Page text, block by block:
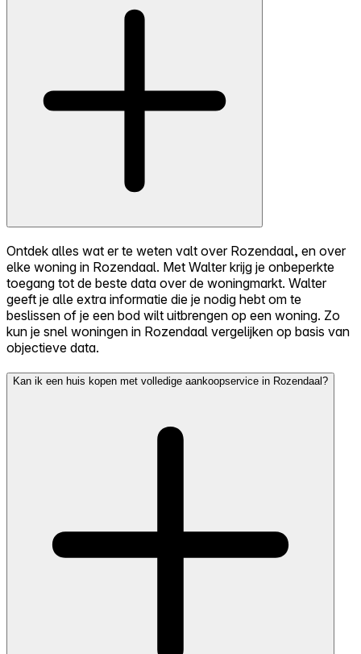
Ontdek alles wat er te weten valt over Rozendaal, en over
elke woning in Rozendaal. Met Walter krijg je onbeperkte
toegang tot de beste data over de woningmarkt. Walter
geeft je alle extra informatie die je nodig hebt om te
beslissen of je een bod wilt uitbrengen op een woning. Zo
kun je snel woningen in Rozendaal vergelijken op basis van
objectieve data.
Kan ik een huis kopen met volledige aankoopservice in Rozendaal?